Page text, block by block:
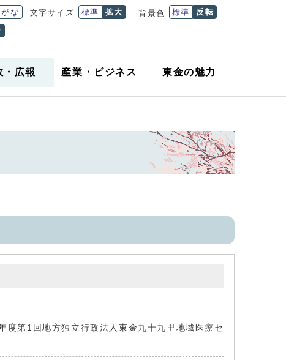
な 文字サイズ 標準 拡大 背景色 標準 反転
・ 広報 産業 ・ ビジネス 東金の魅力
度第1回地方独立行政法人東金九十九里地域医療セ